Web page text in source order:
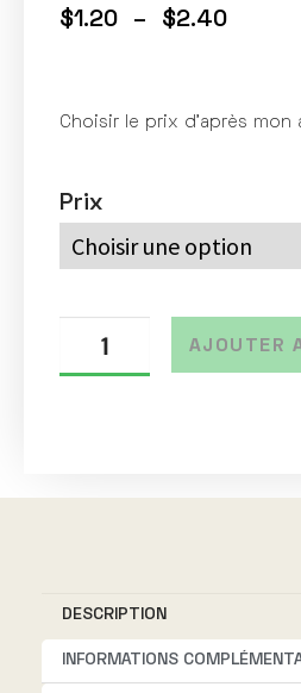
$1.20 – $2.40
Choisir le prix d’après
Prix
AJOUTER
a
t
DESCRIPTION
INFORMATIONS